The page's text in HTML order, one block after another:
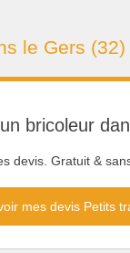
le Gers (32)
bricoleur
devis. Gratuit &
mes devis Petits